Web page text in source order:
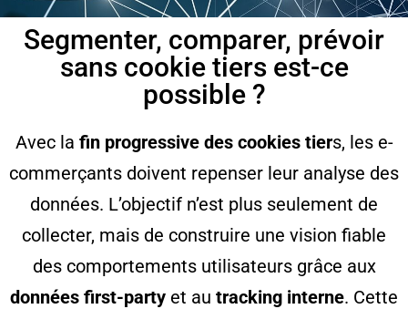
Segmenter, comparer, prévoir
sans cookie tiers est-ce
possible ?
Avec la fin progressive des cookies tiers, les e-
commerçants doivent repenser leur analyse des
données. L’objectif n’est plus seulement de
collecter, mais de construire une vision fiable
des comportements utilisateurs grâce aux
données first-party et au tracking interne. Cette